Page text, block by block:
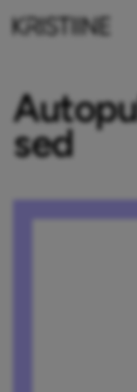
sed